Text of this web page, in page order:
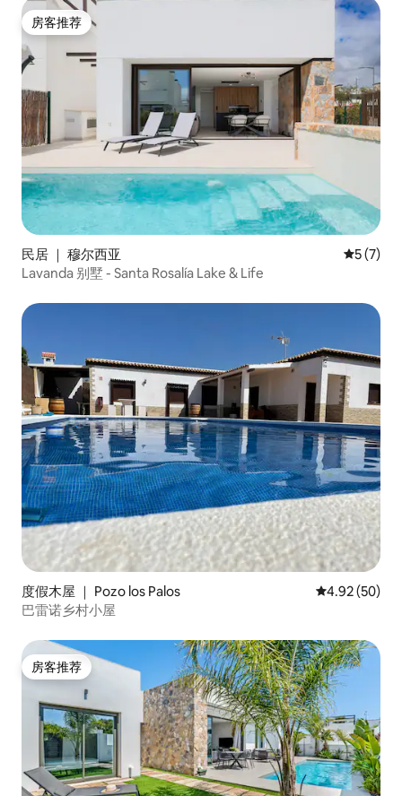
房客推荐
房客推荐
民居 ｜ 穆尔西亚 平均评分
5 (7)
Lavanda 别墅 - Santa Rosalía Lake & Life
度假木屋 ｜ Pozo los Palos 平均评分
4.92 (50)
巴雷诺乡村小屋
房客推荐
房客推荐